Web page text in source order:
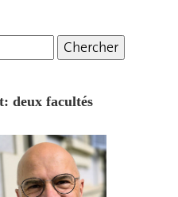
deux facultés